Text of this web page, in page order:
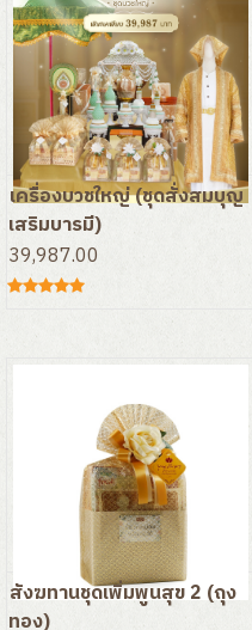
ชุดเสริมดวงวันเกิด
ชุดอาสนะ เบาะรองนั่ง
ผ้าและไตรจีวร
ชุดสังฆทานสำหรับงานศพ
ยาหอมวิวิทธมงคล
เครื่องบวช เครื่องกฐิน
ของใช้สำหรับพระสงฆ์
เบ็ดเตล็ด
เครื่องบวชใหญ่ (ชุดสั่งสมบุญ
เสริมบารมี)
39,987.00
สังฆทานชุดเพิ่มพูนสุข 2 (ถุง
ทอง)